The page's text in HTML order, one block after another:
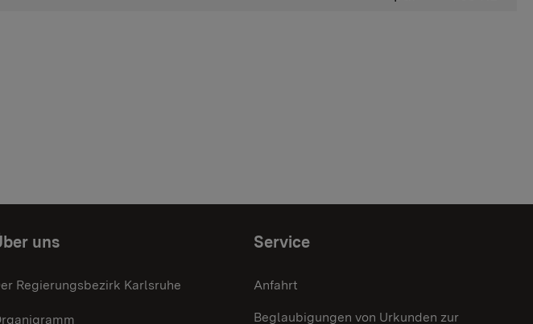
uns
Regierungsbezirk Karlsruhe
Service
Anfahrt
Beglaubigungen von Urkunden zur